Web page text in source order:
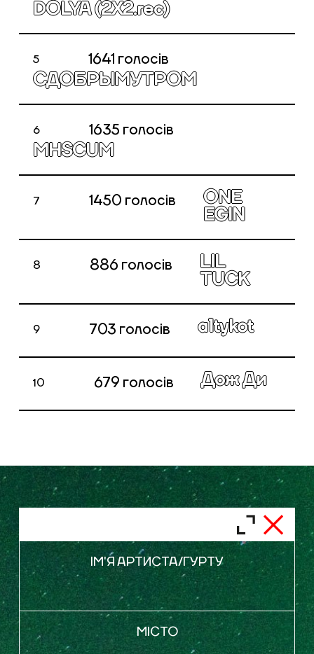
Голосування закрито
Голосування закрито
Голосування закрито
DOLYA (2X2.rec)
Голосування закрито
5 1641 голосів
СДОБРЫМУТРОМ
Голосування закрито
6 1635 голосів
MHSCUM
7 1450 голосів
ONE
EGIN
Голосування закрито
8 886 голосів
LIL
TUCK
Голосування закрито
9 703 голосів altykot
10 679 голосів Дож Ди
Голосування закрито
ІМ'Я АРТИСТА/ГУРТУ
МІСТО